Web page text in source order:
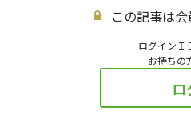
この記事は
ログインＩ
お持ちの
ロ